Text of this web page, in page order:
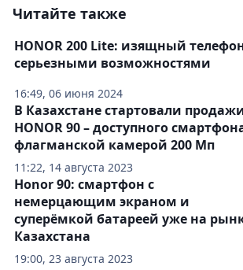
Читайте также
16:49, 06 июня 2024
HONOR 200 Lite: изящный
серьезными возможностями
11:22, 14 августа 2023
В Казахстане стартовали
HONOR 90 – доступного
флагманской камерой 200 Мп
19:00, 23 августа 2023
Honor 90: смартфон с
немерцающим экраном и
суперёмкой батареей уже на
Казахстана